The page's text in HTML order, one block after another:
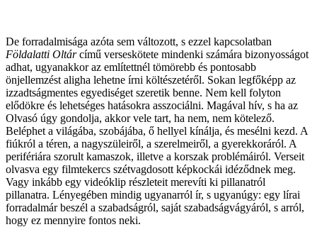
De forradalmisága azóta sem változott, s ezzel kapcsolatban
Földalatti Oltárcímű verseskötete mindenki számára bizonyosságot
adhat, ugyanakkor az említettnél tömörebb és pontosabb
önjellemzést aligha lehetne írni költészetéről. Sokan legfőképp az
izzadtságmentes egyediséget szeretik benne. Nem kell folyton
elődökre és lehetséges hatásokra asszociálni. Magával hív, s ha az
Olvasó úgy gondolja, akkor vele tart, ha nem, nem kötelező.
Beléphet a világába, szobájába, ő hellyel kínálja, és mesélni kezd. A
fiúkról a téren, a nagyszüleiről, a szerelmeiről, a gyerekkoráról. A
perifériára szorult kamaszok, illetve a korszak problémáiról. Verseit
olvasva egy filmtekercs szétvagdosott képkockái idéződnek meg.
Vagy inkább egy videóklip részleteit merevíti ki pillanatról
pillanatra. Lényegében mindig ugyanarról ír, s ugyanúgy: egy lírai
forradalmár beszél a szabadságról, saját szabadságvágyáról, s arról,
hogy ez mennyire fontos neki.